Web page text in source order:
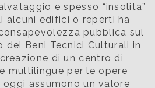
e spesso “insolita”
alcuni edifici o reperti ha
pubblica sul
dei Beni Tecnici Culturali in
di un centro di
multilingue per le opere
oggi assumono un valore